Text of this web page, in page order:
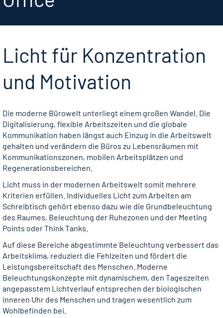
Licht für Konzentration
und Motivation
Die moderne Bürowelt unterliegt einem großen Wandel. Die
Digitalisierung, flexible Arbeitszeiten und die globale
Kommunikation haben längst auch Einzug in die Arbeitswelt
gehalten und verändern die Büros zu Lebensräumen mit
Kommunikationszonen, mobilen Arbeitsplätzen und
Regenerationsbereichen.
Licht muss in der modernen Arbeitswelt somit mehrere
Kriterien erfüllen. Individuelles Licht zum Arbeiten am
Schreibtisch gehört ebenso dazu wie die Grundbeleuchtung
des Raumes, Beleuchtung der Ruhezonen und der Meeting
Points oder Think Tanks.
Auf diese Bereiche abgestimmte Beleuchtung verbessert das
Arbeitsklima, reduziert die Fehlzeiten und fördert die
Leistungsbereitschaft des Menschen. Moderne
Beleuchtungskonzepte mit dynamischem, den Tageszeiten
angepasstem Lichtverlauf entsprechen der biologischen
inneren Uhr des Menschen und tragen wesentlich zum
Wohlbefinden bei.